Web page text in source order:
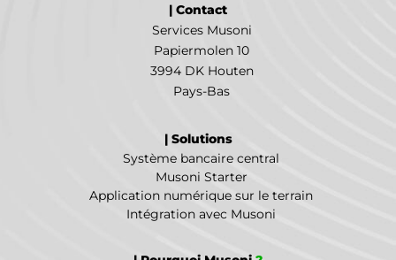
| Contact
Services Musoni
Papiermolen 10
3994 DK Houten
Pays-Bas
| Solutions
Système bancaire central
Musoni Starter
Application numérique sur le terrain
Intégration avec Musoni